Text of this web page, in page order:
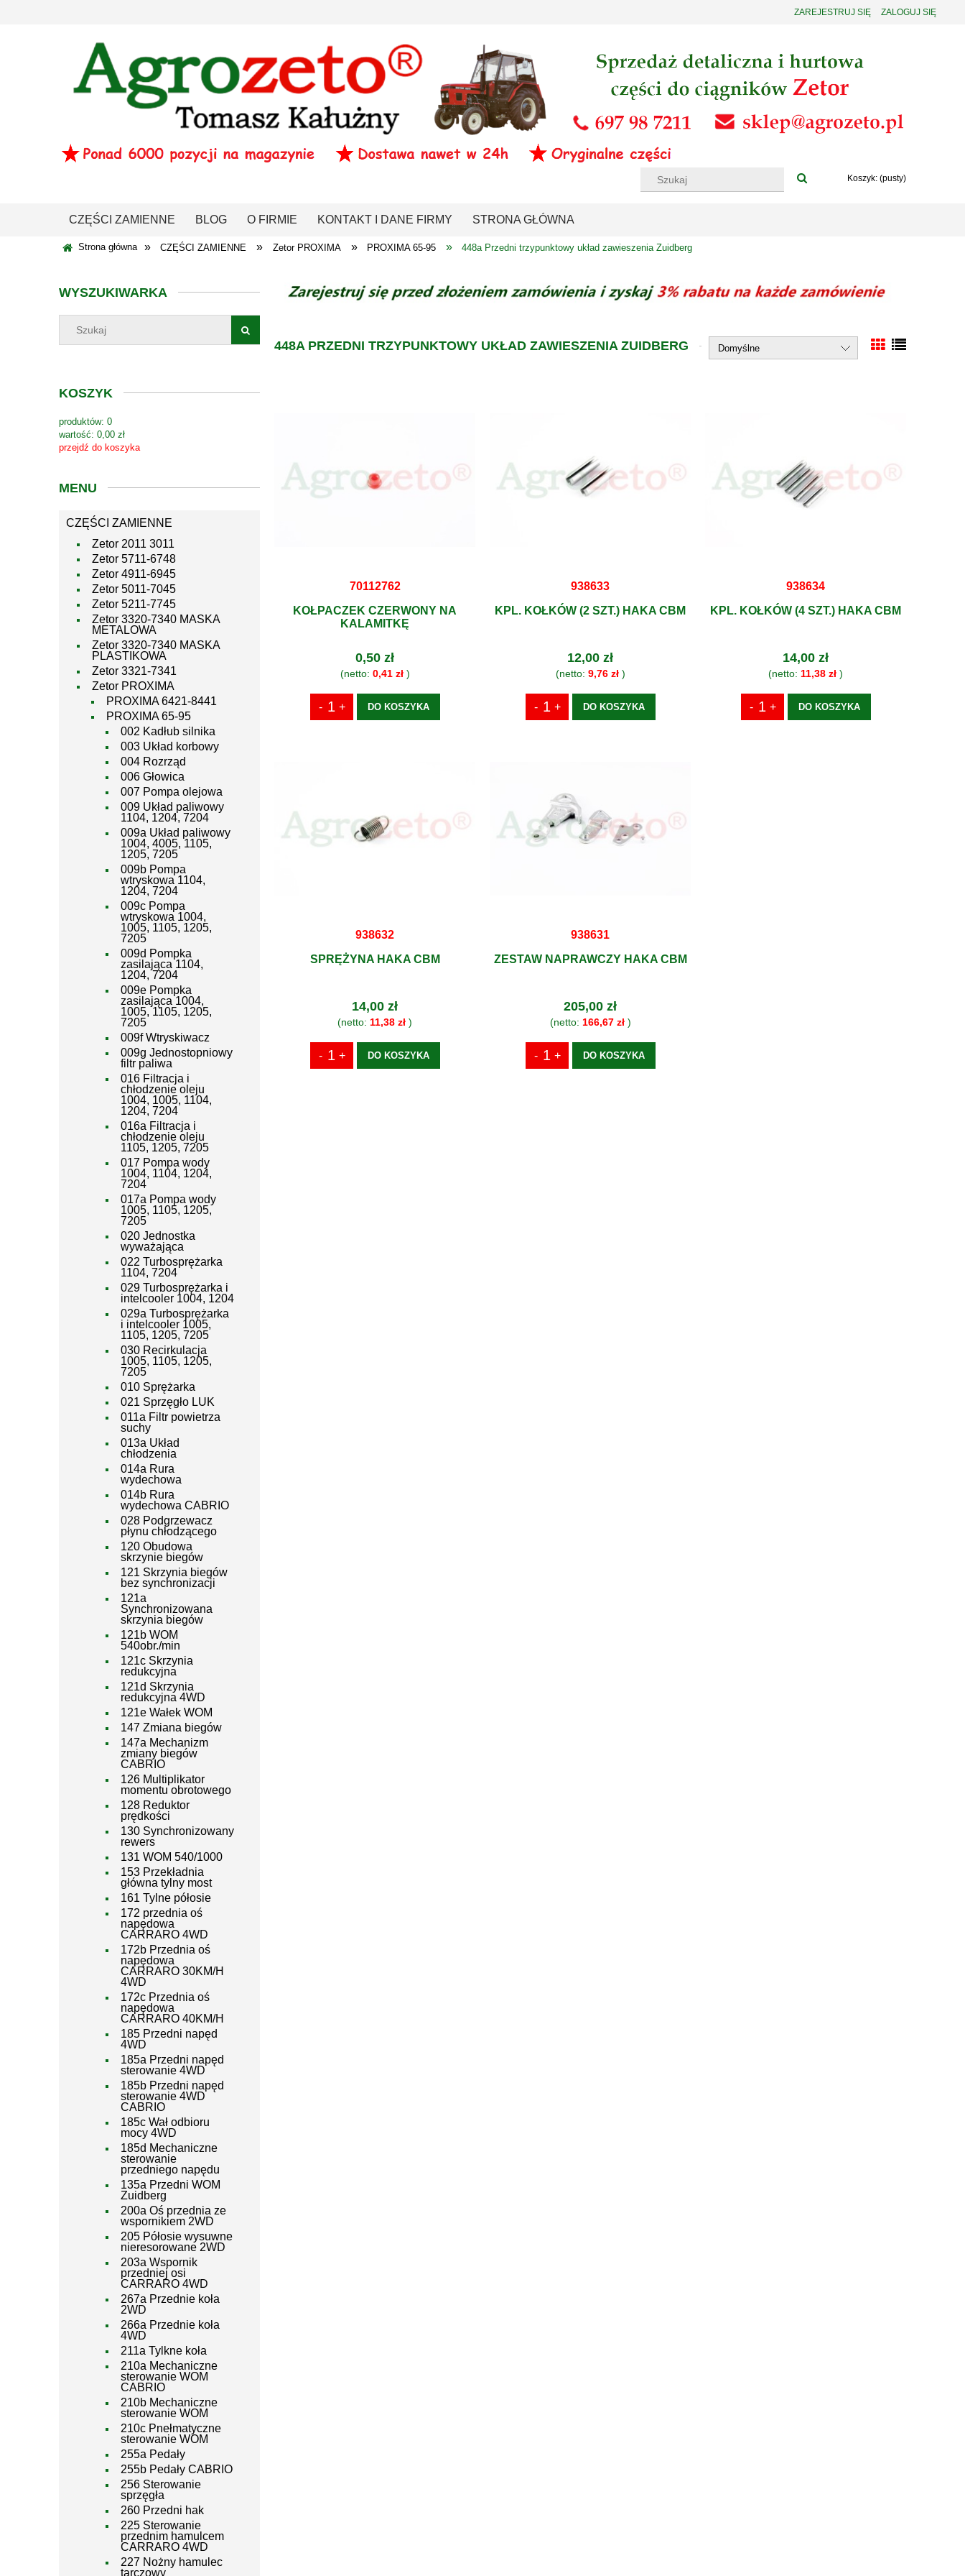
ZAREJESTRUJ SIĘ ZALOGUJ SIĘ
Koszyk: (pusty)
CZĘŚCI ZAMIENNE BLOG O FIRMIE KONTAKT I DANE FIRMY STRONA GŁÓWNA
Strona główna » CZĘŚCI ZAMIENNE » Zetor PROXIMA » PROXIMA 65-95 » 448a Przedni trzypunktowy układ zawieszenia Zuidberg
WYSZUKIWARKA
KOSZYK
produktów: 0
wartość: 0,00 zł
przejdź do koszyka
MENU
CZĘŚCI ZAMIENNE
Zetor 2011 3011
Zetor 5711-6748
Zetor 4911-6945
Zetor 5011-7045
Zetor 5211-7745
Zetor 3320-7340 MASKA
METALOWA
Zetor 3320-7340 MASKA
PLASTIKOWA
Zetor 3321-7341
Zetor PROXIMA
PROXIMA 6421-8441
PROXIMA 65-95
002 Kadłub silnika
003 Układ korbowy
004 Rozrząd
006 Głowica
007 Pompa olejowa
009 Układ paliwowy
1104, 1204, 7204
009a Układ paliwowy
1004, 4005, 1105,
1205, 7205
009b Pompa
wtryskowa 1104,
1204, 7204
009c Pompa
wtryskowa 1004,
1005, 1105, 1205,
7205
009d Pompka
zasilająca 1104,
1204, 7204
009e Pompka
zasilająca 1004,
1005, 1105, 1205,
7205
009f Wtryskiwacz
009g Jednostopniowy
filtr paliwa
016 Filtracja i
chłodzenie oleju
1004, 1005, 1104,
1204, 7204
016a Filtracja i
chłodzenie oleju
1105, 1205, 7205
017 Pompa wody
1004, 1104, 1204,
7204
017a Pompa wody
1005, 1105, 1205,
7205
020 Jednostka
wyważająca
022 Turbosprężarka
1104, 7204
029 Turbosprężarka i
intelcooler 1004, 1204
029a Turbosprężarka
i intelcooler 1005,
1105, 1205, 7205
030 Recirkulacja
1005, 1105, 1205,
7205
010 Sprężarka
021 Sprzęgło LUK
011a Filtr powietrza
suchy
013a Układ
chłodzenia
014a Rura
wydechowa
014b Rura
wydechowa CABRIO
028 Podgrzewacz
płynu chłodzącego
120 Obudowa
skrzynie biegów
121 Skrzynia biegów
bez synchronizacji
121a
Synchronizowana
skrzynia biegów
121b WOM
540obr./min
121c Skrzynia
redukcyjna
121d Skrzynia
redukcyjna 4WD
121e Wałek WOM
147 Zmiana biegów
147a Mechanizm
zmiany biegów
CABRIO
126 Multiplikator
momentu obrotowego
128 Reduktor
prędkości
130 Synchronizowany
rewers
131 WOM 540/1000
153 Przekładnia
główna tylny most
161 Tylne półosie
172 przednia oś
napędowa
CARRARO 4WD
172b Przednia oś
napędowa
CARRARO 30KM/H
4WD
172c Przednia oś
napędowa
CARRARO 40KM/H
185 Przedni napęd
4WD
185a Przedni napęd
sterowanie 4WD
185b Przedni napęd
sterowanie 4WD
CABRIO
185c Wał odbioru
mocy 4WD
185d Mechaniczne
sterowanie
przedniego napędu
135a Przedni WOM
Zuidberg
200a Oś przednia ze
wspornikiem 2WD
205 Półosie wysuwne
nieresorowane 2WD
203a Wspornik
przedniej osi
CARRARO 4WD
267a Przednie koła
2WD
266a Przednie koła
4WD
211a Tylkne koła
210a Mechaniczne
sterowanie WOM
CABRIO
210b Mechaniczne
sterowanie WOM
210c Pnełmatyczne
sterowanie WOM
255a Pedały
255b Pedały CABRIO
256 Sterowanie
sprzęgła
260 Przedni hak
225 Sterowanie
przednim hamulcem
CARRARO 4WD
227 Nożny hamulec
tarczowy
448A PRZEDNI TRZYPUNKTOWY UKŁAD ZAWIESZENIA ZUIDBERG
70112762
KOŁPACZEK CZERWONY NA
KALAMITKĘ
0,50 zł
(netto: 0,41 zł)
DO KOSZYKA
938633
KPL. KOŁKÓW (2 SZT.) HAKA CBM
12,00 zł
(netto: 9,76 zł)
DO KOSZYKA
938634
KPL. KOŁKÓW (4 SZT.) HAKA CBM
14,00 zł
(netto: 11,38 zł )
DO KOSZYKA
938632
SPRĘŻYNA HAKA CBM
14,00 zł
(netto: 11,38 zł )
DO KOSZYKA
938631
ZESTAW NAPRAWCZY HAKA CBM
205,00 zł
(netto: 166,67 zł)
DO KOSZYKA